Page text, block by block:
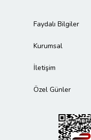
Faydalı Bilgiler
Kurumsal
İletişim
Özel Günler